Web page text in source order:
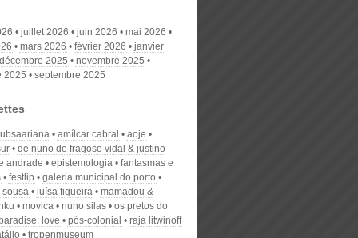
juillet 2026 juin 2026
mai 2026
mars 2026 février 2026
janvier
décembre 2025
novembre 2025
2025
septembre 2025
amílcar cabral
aoje
de nuno de fragoso vidal & justino
andrade
epistemologia
fantasmas e
festlip
galeria municipal do porto
sousa
luísa figueira
mamadou &
movica nuno silas
os pretos do
love
pós-colonial
raja litwinoff
tropenmuseum